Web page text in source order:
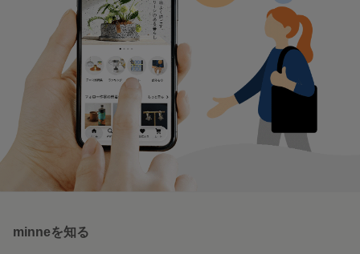
minneを知る